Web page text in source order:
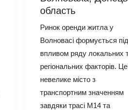
область
Ринок оренди житла у
Волновасі формується під
впливом ряду локальних
регіональних факторів. Це
невелике місто з
транспортним значенням
завдяки трасі М14 та